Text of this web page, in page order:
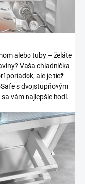
alebo tuby – želáte
Vaša chladnička
poriadok, ale je tiež
s dvojstupňovým
vám najlepšie hodí.